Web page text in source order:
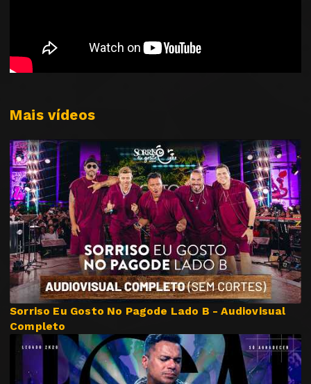
Mais vídeos
Sorriso Eu Gosto No Pagode Lado B - Audiovisual
Completo